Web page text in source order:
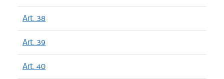
Art. 38
Art. 39
Art. 40